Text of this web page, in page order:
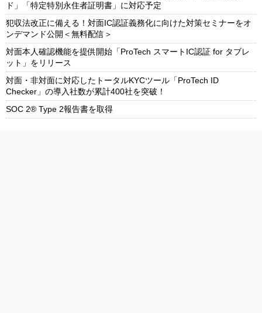
ド」「特定特別永住者証明書」に対応予定
犯収法改正に備える！対面IC認証義務化に向けた対策セミナーをオ
ンデマンド公開＜無料配信＞
対面本人確認機能を提供開始「ProTech スマートIC認証 for タブレ
ット」をリリース
対面・非対面に対応したトータルKYCツール「ProTech ID
Checker」の導入社数が累計400社を突破！
SOC 2® Type 2報告書を取得